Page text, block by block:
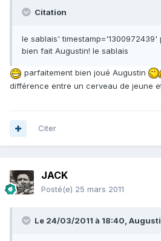
Citation
le sablais' timestamp='1300972439'
bien fait Augustin! le sablais
parfaitement bien joué Augustin
différence entre un cerveau de jeune
Citer
JACK
Posté(e) 25 mars 2011
Le 24/03/2011 à 18:40,